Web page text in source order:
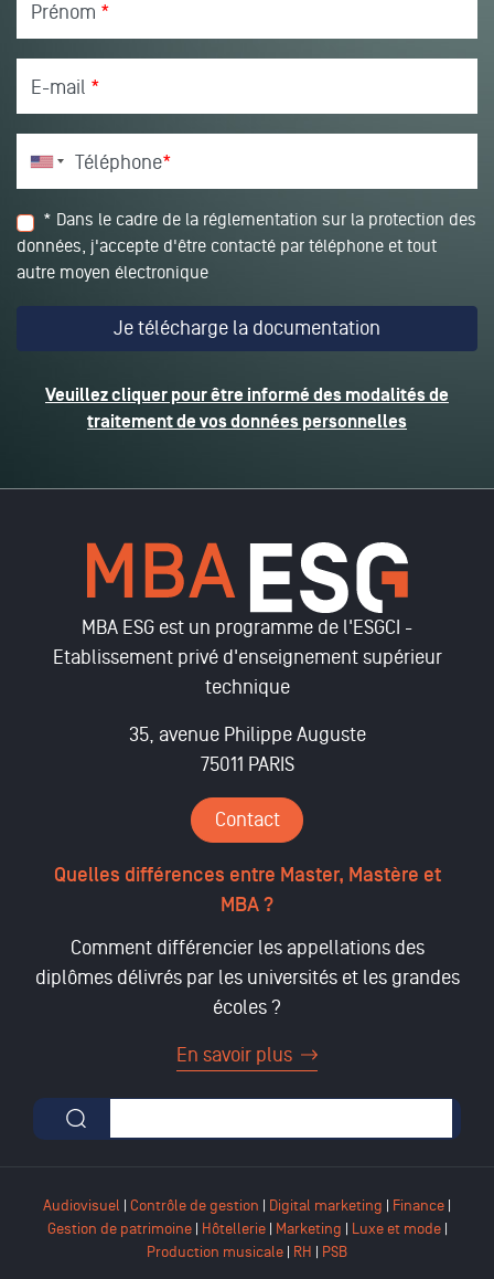
Prénom *
E-mail *
Téléphone*
* Dans le cadre de la réglementation sur la protection des
données, j'accepte d'être contacté par téléphone et tout
autre moyen électronique
Veuillez cliquer pour être informé des modalités de
traitement de vos données personnelles
MBA ESG est un programme de l'ESGCI -
Etablissement privé d'enseignement supérieur
technique
35, avenue Philippe Auguste
75011 PARIS
Contact
Quelles différences entre Master, Mastère et
MBA ?
Comment différencier les appellations des
diplômes délivrés par les universités et les grandes
écoles ?
En savoir plus
Formulaire de recherche
Audiovisuel | Contrôle de gestion | Digital marketing | Finance |
Gestion de patrimoine| Hôtellerie| Marketing | Luxe et mode|
Production musicale | RH | PSB